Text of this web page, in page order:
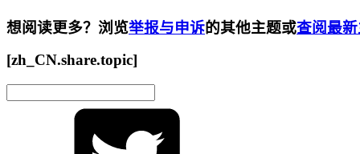
想阅读更多？浏览举报与申诉的其他主题或查阅最
[zh_CN.share.topic]